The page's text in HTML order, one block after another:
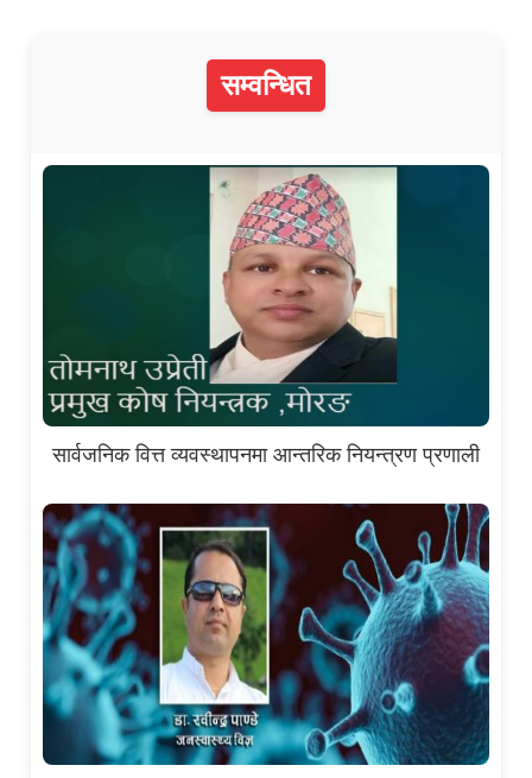
सम्वन्धित
सार्वजनिक वित्त व्यवस्थापनमा आन्तरिक नियन्त्रण प्रणाली